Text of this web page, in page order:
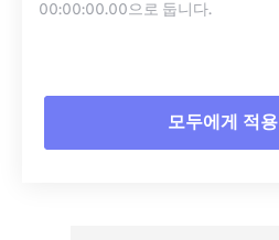
00:00:00.00으로 둡니다.
모두에게 적용